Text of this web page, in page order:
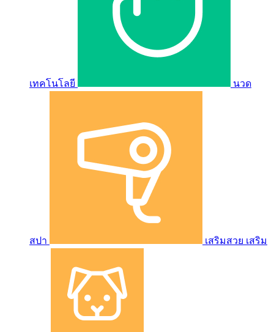
เทคโนโลยี นวด
สปา เสริมสวย เสริม